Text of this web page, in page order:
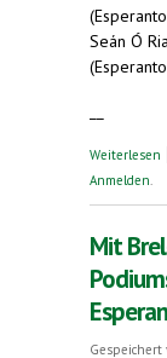
Seán Ó
Weiterlesen
Anmelden
Mit
Gespeichert